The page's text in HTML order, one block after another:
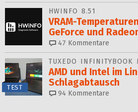
HWINFO 8.51
VRAM-
GeForce und
47 Kommentare
TEST
TUXEDO INFINITYBOOK
AMD und Intel im
Schlagabtausch
94 Kommentare